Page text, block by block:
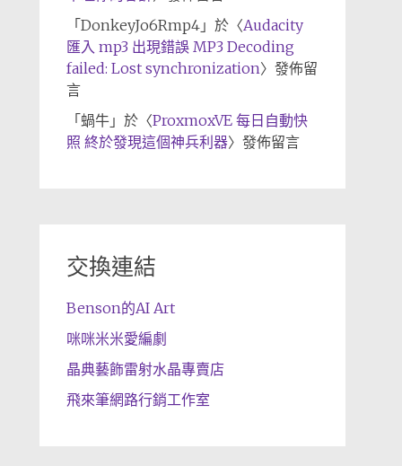
「 DonkeyJo6Rmp4」於〈Audacity
匯入 mp3 出現錯誤 MP3 Decoding
failed: Lost synchronization〉發佈留
言
「 蝸牛」於〈ProxmoxVE 每日自動快
照 終於發現這個神兵利器〉發佈留言
交換連結
Benson的AI Art
咪咪米米愛編劇
晶典藝飾雷射水晶專賣店
飛來筆網路行銷工作室